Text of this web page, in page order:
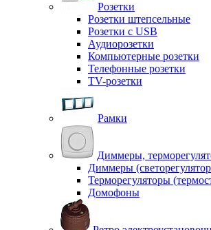
Розетки
Розетки штепсельные
Розетки с USB
Аудиорозетки
Компьютерные розетки
Телефонные розетки
TV-розетки
Рамки
Диммеры,
Диммеры
Терморегуляторы
Домофоны